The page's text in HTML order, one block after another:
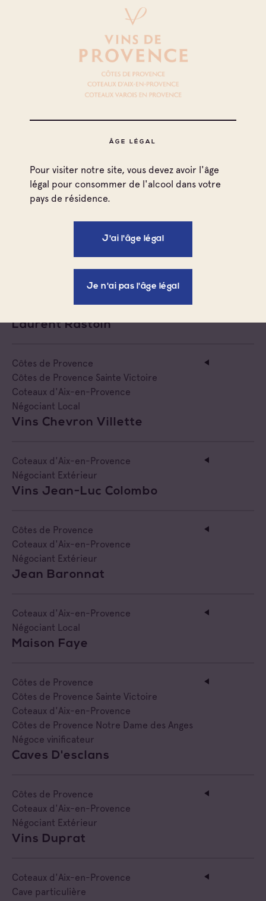
ÂGE LÉGAL
Pour visiter notre site, vous devez avoir l'âge
légal pour consommer de l'alcool dans votre
pays de résidence.
J'ai l'âge légal
Je n'ai pas l'âge légal
Coteaux d'Aix-en-Provence
Cave particulière
Domaine Sainte Philomene
Côtes de Provence
Coteaux d'Aix-en-Provence
Castel Freres Blanquefort
Coteaux d'Aix-en-Provence
Cave particulière
Laurent Rastoin
Côtes de Provence
Côtes de Provence Sainte Victoire
Coteaux d'Aix-en-Provence
Négociant Local
Vins Chevron Villette
Coteaux d'Aix-en-Provence
Négociant Extérieur
Vins Jean-Luc Colombo
Côtes de Provence
Coteaux d'Aix-en-Provence
Négociant Extérieur
Jean Baronnat
Coteaux d'Aix-en-Provence
Négociant Local
Maison Faye
Côtes de Provence
Côtes de Provence Sainte Victoire
Coteaux d'Aix-en-Provence
Côtes de Provence Notre Dame des Anges
Négoce vinificateur
Caves D'esclans
Côtes de Provence
Coteaux d'Aix-en-Provence
Négociant Extérieur
Vins Duprat
Coteaux d'Aix-en-Provence
Cave particulière